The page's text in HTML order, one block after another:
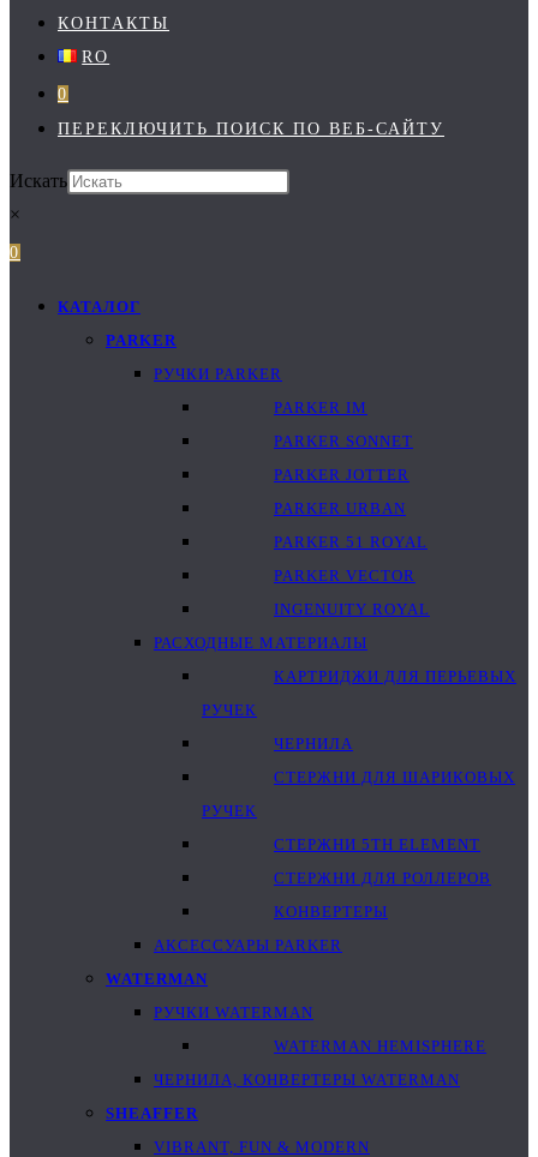
КОНТАКТЫ
RO
0
ПЕРЕКЛЮЧИТЬ ПОИСК ПО ВЕБ-САЙТУ
Искать
×
0
КАТАЛОГ
PARKER
РУЧКИ PARKER
PARKER IM
PARKER SONNET
PARKER JOTTER
PARKER URBAN
PARKER 51 ROYAL
PARKER VECTOR
INGENUITY ROYAL
РАСХОДНЫЕ МАТЕРИАЛЫ
КАРТРИДЖИ ДЛЯ ПЕРЬЕВЫХ
РУЧЕК
ЧЕРНИЛА
СТЕРЖНИ ДЛЯ ШАРИКОВЫХ
РУЧЕК
СТЕРЖНИ 5TH ELEMENT
СТЕРЖНИ ДЛЯ РОЛЛЕРОВ
КОНВЕРТЕРЫ
АКСЕССУАРЫ PARKER
WATERMAN
РУЧКИ WATERMAN
WATERMAN HEMISPHERE
ЧЕРНИЛА, КОНВЕРТЕРЫ WATERMAN
SHEAFFER
VIBRANT, FUN & MODERN